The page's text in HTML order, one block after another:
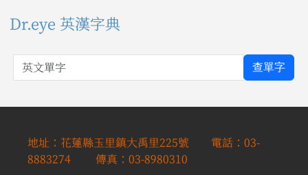
Dr.eye 英漢字典
英文單字 查單字
地址：花蓮縣玉里鎮大禹里225號 電話：03-
8883274 傳真：03-8980310